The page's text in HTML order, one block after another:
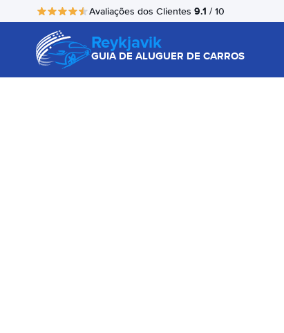
Avaliações dos Clientes 9.1 / 10
Reykjavik
GUIA DE ALUGUER DE CARROS